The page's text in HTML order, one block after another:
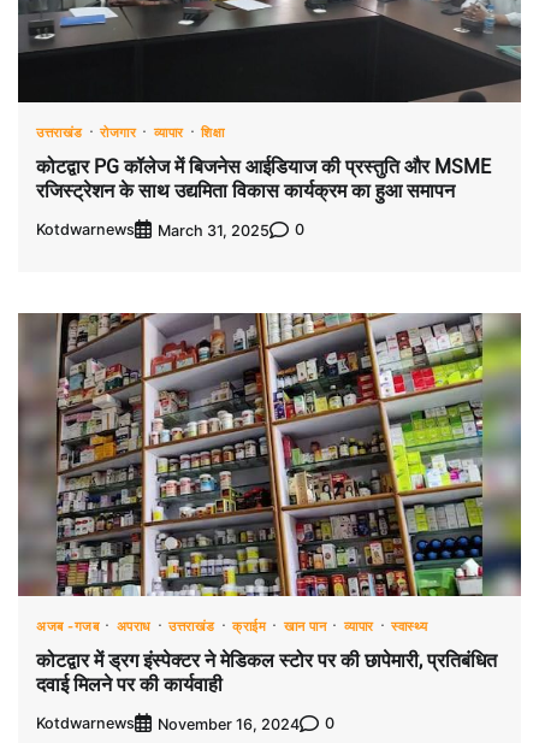
उत्तराखंड रोजगार व्यापार शिक्षा
कोटद्वार PG कॉलेज में बिजनेस आईडियाज की प्रस्तुति और MSME
रजिस्ट्रेशन के साथ उद्यमिता विकास कार्यक्रम का हुआ समापन
Kotdwarnews March 31, 2025 0
अजब -गजब अपराध उत्तराखंड क्राईम खान पान व्यापार स्वास्थ्य
कोटद्वार में ड्रग इंस्पेक्टर ने मेडिकल स्टोर पर की छापेमारी, प्रतिबंधित
दवाई मिलने पर की कार्यवाही
Kotdwarnews November 16, 2024 0